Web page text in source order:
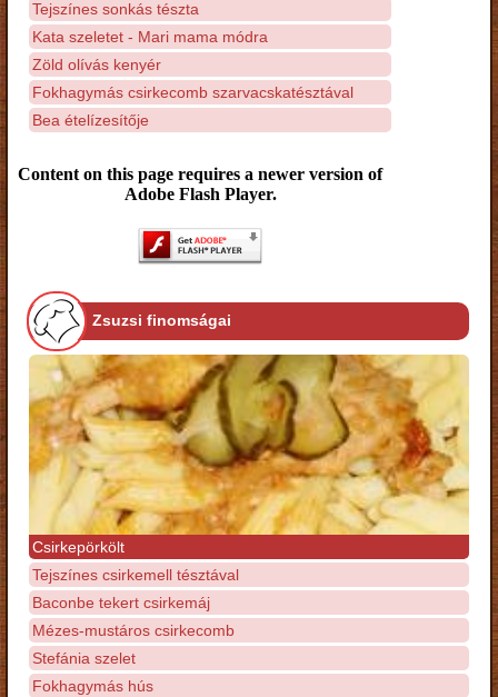
Tejszínes sonkás tészta
Kata szeletet - Mari mama módra
Zöld olívás kenyér
Fokhagymás csirkecomb szarvacskatésztával
Bea ételízesítője
Content on this page requires a newer version of
Adobe Flash Player.
Zsuzsi finomságai
Csirkepörkölt
Tejszínes csirkemell tésztával
Baconbe tekert csirkemáj
Mézes-mustáros csirkecomb
Stefánia szelet
Fokhagymás hús